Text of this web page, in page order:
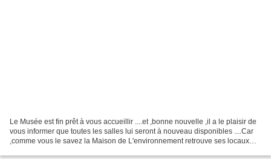
Le Musée est fin prêt à vous accueillir ....et ,bonne nouvelle ,il a le plaisir de
vous informer que toutes les salles lui seront à nouveau disponibles ....Car
,comme vous le savez la Maison de L'environnement retrouve ses locaux